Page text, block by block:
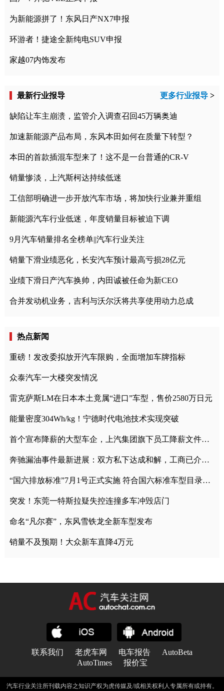
为新能源拼了！东风日产NX7申报
环游者！捷途全新纯电SUV申报
家越07内饰发布
最新行业报导 更多行业报导 >
缺陷让车主崩溃，监管介入调查召回45万辆奥迪
加速新能源产品布局，东风本田如何在质量下转型？
本田的首款插混车型来了！这不是一台普通的CR-V
销量惨淡，上汽斯柯达持续低迷
工信部明确进一步开放汽车市场，将加快行业兼并重组
新能源汽车行业低迷，年度销量目标被迫下调
9月汽车销量排名全榜单||汽车行业关注
销量下滑业绩恶化，长安汽车预计最高亏损28亿元
业绩下滑日产汽车换帅，内田诚被任命为新CEO
合并发动机业务，吉利与沃尔沃将共享使用动力总成
热点新闻
重磅！发改委拟放开汽车限购，全面增加车牌指标
众泰汽车一大楼突发情况
雷克萨斯LM在日本本土竟属“进口”车型，售价2580万日元
能量密度304Wh/kg！宁德时代电池技术实现突破
首个宣布降薪的大型车企，上汽集团旗下员工降薪文件曝光
奔驰漏油事件最新进展：双方私下达成和解，工商已介入调查
“国六排放标准”7月1号正式实施 符合国六标准车型目录一览
突发！东莞一特斯拉疑失控连撞多车冲毁店门
命名“凡尔赛”，东风雪铁龙全新车型发布
销量不及预期！大众新车直降4万元
联系我们 老虎车网 电车报告
AutoBeta
AutoTimes
报价宝
汽车行业关注所刊载内容之知识产权为虎传媒及/或相关权利人专属所有或持有。